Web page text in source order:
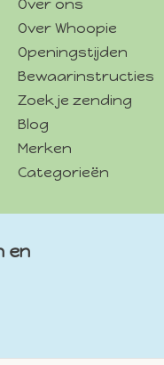
Over ons
Over Whoopie
Openingstijden
Bewaarinstructies
Zoek je zending
Blog
Merken
Categorieën
en